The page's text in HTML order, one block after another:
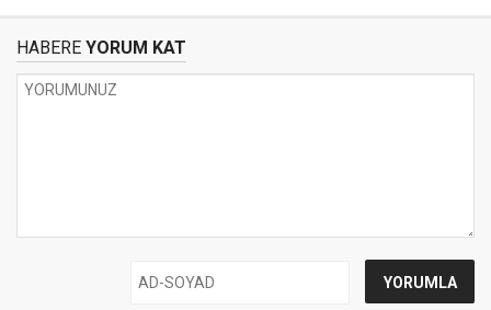
HABERE YORUM KAT